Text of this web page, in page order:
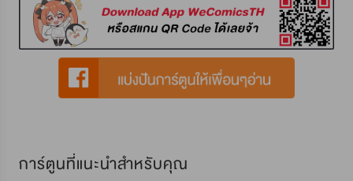
การ์ตูนที่แนะนำสำหรับคุณ